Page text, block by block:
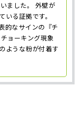
ました。 外壁が
いる証拠です。
的なサインの『チ
ョーキング現象
ような粉が付着す